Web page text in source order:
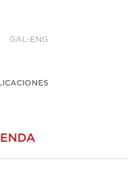
GAL- ENG